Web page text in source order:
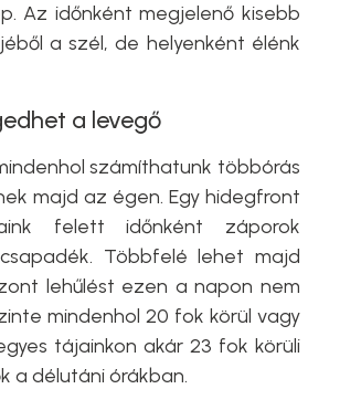
Az időnként megjelenő kisebb
a szél, de helyenként élénk
a levegő
számíthatunk többórás
majd az égen. Egy hidegfront
felett időnként záporok
Többfelé lehet majd
lehűlést ezen a napon nem
mindenhol 20 fok körül vagy
tájainkon akár 23 fok körüli
a délutáni órákban.